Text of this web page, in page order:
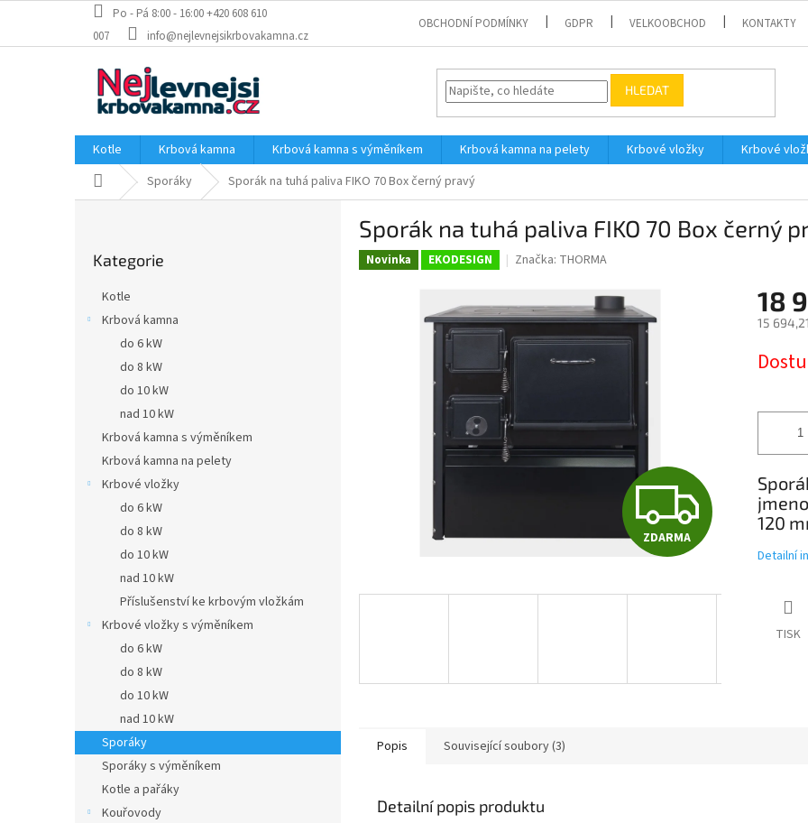
obsah
Po - Pá 8:00 - 16:00 +420 608 610
007
info@nejlevnejsikrbovakamna.cz
OBCHODNÍ PODMÍNKY GDPR VELKOOBCHOD KONTAKTY
HLEDAT
Kotle Krbová kamna Krbová kamna s výměníkem Krbová kamna na pelety Krbové vložky Krbové
Domů Sporáky Sporák na tuhá paliva FIKO 70 Box černý pravý
kategorie
Kategorie
Kotle
Krbová kamna
do 6 kW
do 8 kW
do 10 kW
nad 10 kW
Krbová kamna s výměníkem
Krbová kamna na pelety
Krbové vložky
do 6 kW
do 8 kW
do 10 kW
nad 10 kW
Příslušenství ke krbovým vložkám
Krbové vložky s výměníkem
do 6 kW
do 8 kW
do 10 kW
nad 10 kW
Sporáky
Sporáky s výměníkem
Kotle a pařáky
Kouřovody
Sporák na tuhá paliva FIKO 70 Box černý
Novinka EKODESIGN Značka: THORMA
Z
D
R
ZDARMA
18
15
cena:
120
Detailní
TISK
Popis Související soubory (3)
Detailní popis produktu